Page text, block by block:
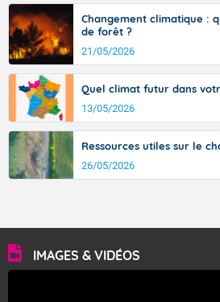
Changement climatique :
de forêt ?
21/05/2026
Quel climat futur dans
13/05/2026
Ressources utiles sur le
26/05/2026
IMAGES & VIDÉOS